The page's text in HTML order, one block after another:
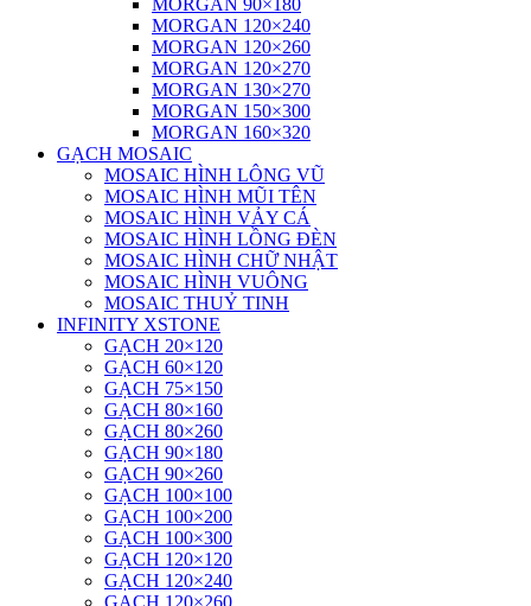
MORGAN 90×180
MORGAN 120×240
MORGAN 120×260
MORGAN 120×270
MORGAN 130×270
MORGAN 150×300
MORGAN 160×320
GẠCH MOSAIC
MOSAIC HÌNH LÔNG VŨ
MOSAIC HÌNH MŨI TÊN
MOSAIC HÌNH VẢY CÁ
MOSAIC HÌNH LỒNG ĐÈN
MOSAIC HÌNH CHỮ NHẬT
MOSAIC HÌNH VUÔNG
MOSAIC THUỶ TINH
INFINITY XSTONE
GẠCH 20×120
GẠCH 60×120
GẠCH 75×150
GẠCH 80×160
GẠCH 80×260
GẠCH 90×180
GẠCH 90×260
GẠCH 100×100
GẠCH 100×200
GẠCH 100×300
GẠCH 120×120
GẠCH 120×240
GẠCH 120×260